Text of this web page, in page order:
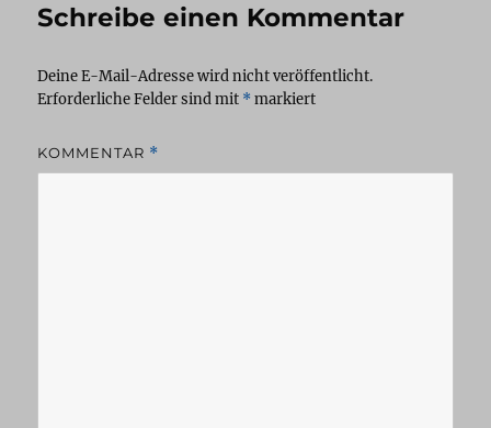
Schreibe einen Kommentar
Deine E-Mail-Adresse wird nicht veröffentlicht.
Erforderliche Felder sind mit *markiert
KOMMENTAR *